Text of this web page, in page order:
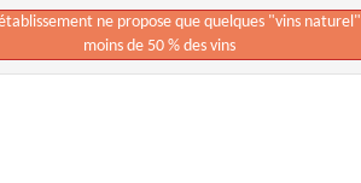
ne propose que quelques "vins naturel"
moins de 50 % des vins